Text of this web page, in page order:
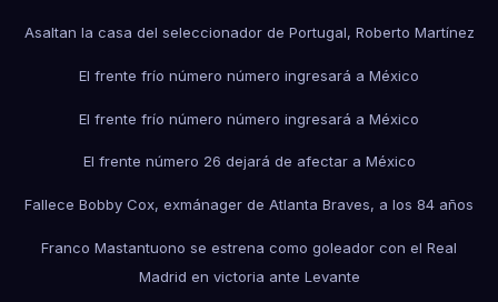
Asaltan la casa del seleccionador de Portugal, Roberto Martínez
El frente frío número número ingresará a México
El frente frío número número ingresará a México
El frente número 26 dejará de afectar a México
Fallece Bobby Cox, exmánager de Atlanta Braves, a los 84 años
Franco Mastantuono se estrena como goleador con el Real
Madrid en victoria ante Levante